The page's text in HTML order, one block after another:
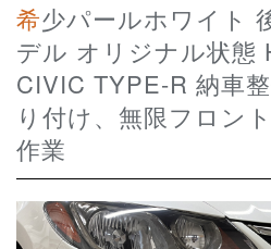
希少パールホワイト 後期180系最終モ
デル オリジナル状態
CIVIC TYPE-R 納車
り付け、無限フロン
作業